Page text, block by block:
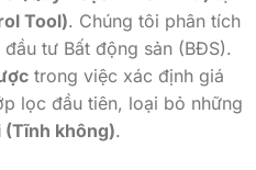
Tool). Chúng tôi phân tích
tư Bất động sản (BĐS).
trong việc xác định giá
lọc đầu tiên, loại bỏ những
không).